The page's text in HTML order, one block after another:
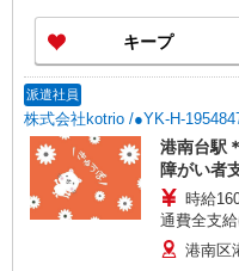
キープ
派遣社員
株式会社kotrio /●YK-H-
港南台駅
障がい者
時給
通費全支
港南区